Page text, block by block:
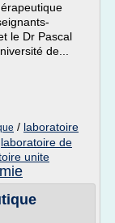
le Dr Pascal
de...
/ laboratoire
laboratoire de
unite